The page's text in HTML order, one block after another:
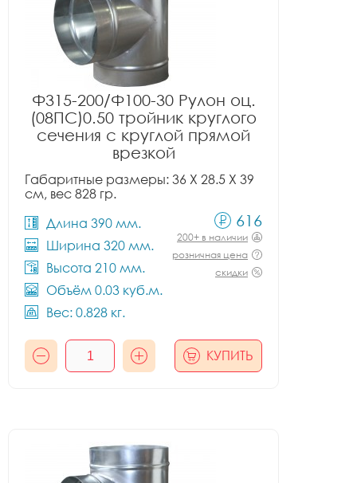
Ф315-200/Ф100-30 Рулон оц.
(08ПС)0.50 тройник круглого
сечения с круглой прямой
врезкой
Габаритные размеры: 36 X 28.5 X 39
см, вес 828 гр.
Длина 390 мм.
Ширина 320 мм.
Высота 210 мм.
Объём 0.03 куб.м.
Вес: 0.828 кг.
616
200+ в наличии
розничная цена
скидки
КУПИТЬ